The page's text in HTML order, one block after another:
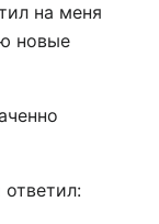
на меня
новые